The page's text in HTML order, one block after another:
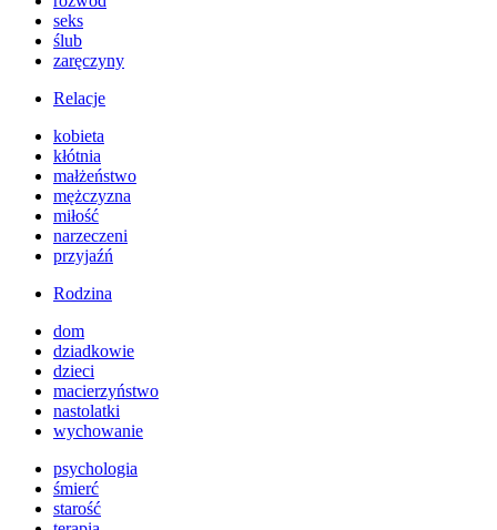
seks
ślub
zaręczyny
Relacje
kobieta
kłótnia
małżeństwo
mężczyzna
miłość
narzeczeni
przyjaźń
Rodzina
dom
dziadkowie
dzieci
macierzyństwo
nastolatki
wychowanie
psychologia
śmierć
starość